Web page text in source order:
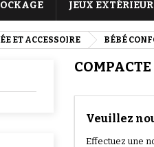
JEUX EXTÉRIEUR
ET ACCESSOIRE BÉBÉ
COMPACTE
Veuillez
Effectuez une